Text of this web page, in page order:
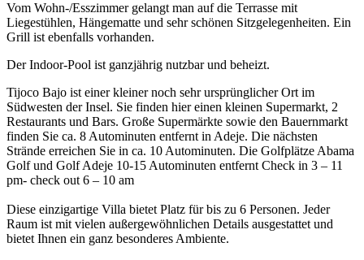
Vom Wohn-/Esszimmer gelangt man auf die Terrasse mit
Liegestühlen, Hängematte und sehr schönen Sitzgelegenheiten. Ein
Grill ist ebenfalls vorhanden.
Der Indoor-Pool ist ganzjährig nutzbar und beheizt.
Tijoco Bajo ist einer kleiner noch sehr ursprünglicher Ort im
Südwesten der Insel. Sie finden hier einen kleinen Supermarkt, 2
Restaurants und Bars. Große Supermärkte sowie den Bauernmarkt
finden Sie ca. 8 Autominuten entfernt in Adeje. Die nächsten
Strände erreichen Sie in ca. 10 Autominuten. Die Golfplätze Abama
Golf und Golf Adeje 10-15 Autominuten entfernt Check in 3 – 11
pm- check out 6 – 10 am
Diese einzigartige Villa bietet Platz für bis zu 6 Personen. Jeder
Raum ist mit vielen außergewöhnlichen Details ausgestattet und
bietet Ihnen ein ganz besonderes Ambiente.